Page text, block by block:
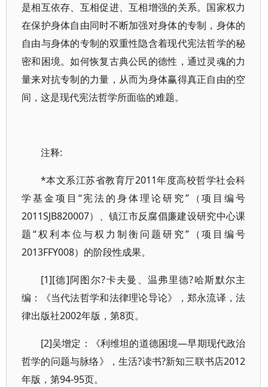
是相互依存、互相促进、互相增强的关系。国家权力
在保护身体自由同时不断加强对身体的专制，身体的
自由与身体的专制的双重性隐含着现代宪法哲学的秘
密和困境。如何恢复古典公民的德性，通过灵魂的力
量来对抗专制的力量，从而为身体赢得真正自由的空
间，这是现代宪法哲学所面临的难题。
注释:
*本文系江苏省教育厅2011年度高校哲学社会科
学基金项目“宪法的身体理论研究”（项目编号
2011SJB820007）、镇江市反腐倡廉建设研究中心课
题“权利本位与权力制衡问题研究”（项目编号
2013FFY008）的阶段性成果。
[1][德]阿图尔?卡夫曼、温弗里德?哈斯默尔主
编：《当代法哲学和法律理论导论》，郑永流译，法
律出版社2002年版，第8页。
[2]吴增定：《利维坦的道德困境—早期现代政治
哲学的问题与脉络》，生活?读书?新知三联书店2012
年版，第94-95页。